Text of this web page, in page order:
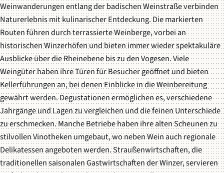
Weinwanderungen entlang der badischen Weinstraße verbinden
Naturerlebnis mit kulinarischer Entdeckung. Die markierten
Routen führen durch terrassierte Weinberge, vorbei an
historischen Winzerhöfen und bieten immer wieder spektakuläre
Ausblicke über die Rheinebene bis zu den Vogesen. Viele
Weingüter haben ihre Türen für Besucher geöffnet und bieten
Kellerführungen an, bei denen Einblicke in die Weinbereitung
gewährt werden. Degustationen ermöglichen es, verschiedene
Jahrgänge und Lagen zu vergleichen und die feinen Unterschiede
zu erschmecken. Manche Betriebe haben ihre alten Scheunen zu
stilvollen Vinotheken umgebaut, wo neben Wein auch regionale
Delikatessen angeboten werden.Straußenwirtschaften, die
traditionellen saisonalen Gastwirtschaften der Winzer, servieren